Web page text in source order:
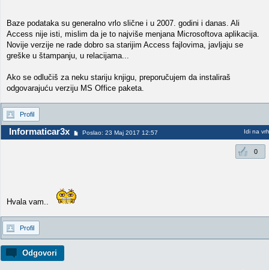
Odgovori
Baze podataka su generalno vrlo slične i u 2007. godini i danas. Ali
Access nije isti, mislim da je to najviše menjana Microsoftova aplikacija.
Novije verzije ne rade dobro sa starijim Access fajlovima, javljaju se
greške u štampanju, u relacijama...
Ako se odlučiš za neku stariju knjigu, preporučujem da instaliraš
odgovarajuću verziju MS Office paketa.
Profil
Informaticar3x Poslao: 23 Maj 2017 12:57 Idi na vrh
0
Hvala vam..
Profil